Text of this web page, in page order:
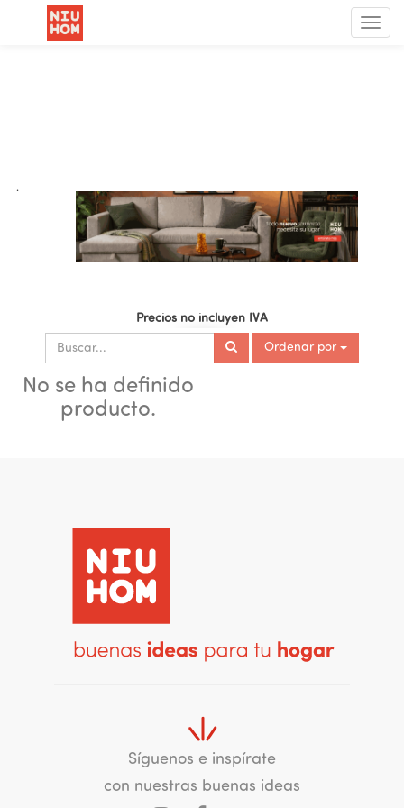
Menú
de
.
Precios no incluyen IVA
Ordenar por
No se ha definido
producto.
Síguenos e inspírate
con nuestras buenas ideas